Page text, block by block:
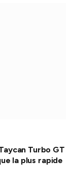
Turbo GT
la plus rapide